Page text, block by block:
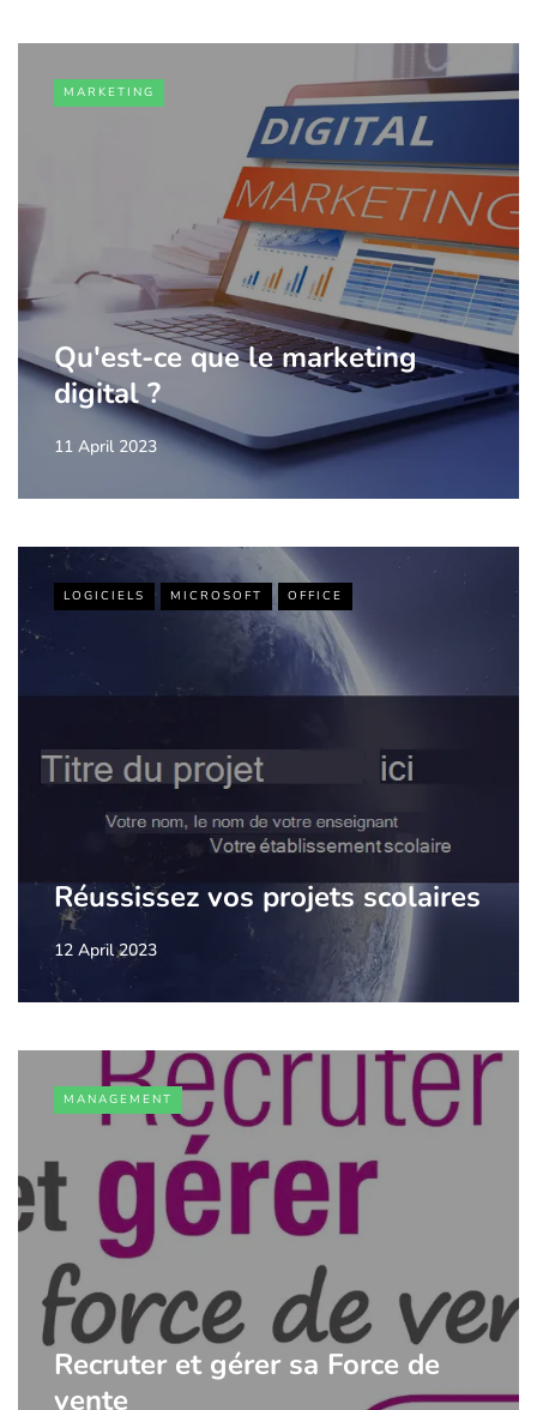
MARKETING
Qu'est-ce que le marketing
digital ?
11 April 2023
LOGICIELS MICROSOFT OFFICE
Réussissez vos projets scolaires
12 April 2023
MANAGEMENT
Recruter et gérer sa Force de
vente